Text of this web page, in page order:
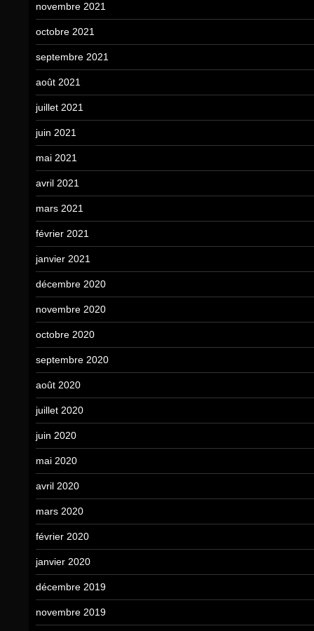
novembre 2021
octobre 2021
septembre 2021
août 2021
juillet 2021
juin 2021
mai 2021
avril 2021
mars 2021
février 2021
janvier 2021
décembre 2020
novembre 2020
octobre 2020
septembre 2020
août 2020
juillet 2020
juin 2020
mai 2020
avril 2020
mars 2020
février 2020
janvier 2020
décembre 2019
novembre 2019